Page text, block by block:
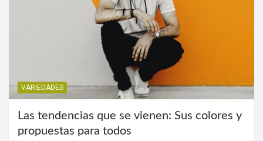
VARIEDADES
Las tendencias que se vienen: Sus colores y
propuestas para todos